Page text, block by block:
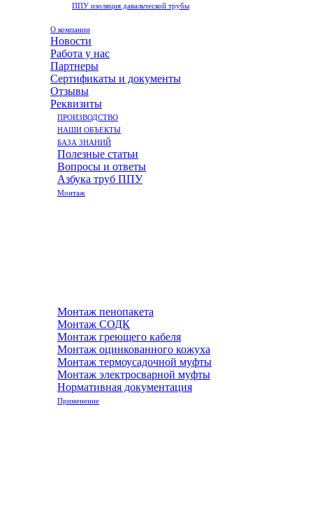
ППУ изоляция давальческой трубы
О компании
Новости
Работа у нас
Партнеры
Сертификаты и документы
Отзывы
Реквизиты
ПРОИЗВОДСТВО
НАШИ ОБЪЕКТЫ
БАЗА ЗНАНИЙ
Полезные статьи
Вопросы и ответы
Азбука труб ППУ
Монтаж
Монтаж пенопакета
Монтаж СОДК
Монтаж греющего кабеля
Монтаж оцинкованного кожуха
Монтаж термоусадочной муфты
Монтаж электросварной муфты
Нормативная документация
Применение